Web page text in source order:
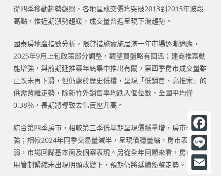
從四季移動趨勢觀察，各地區成交價均突破2013到2015年波段
高點，惟近期漲勢趨緩，成交量普遍呈現下滑趨勢。
國泰房地產指數分析，限貸措施實施屆滿一年市場逐漸適應，
2025年9月上旬政策部分調整，觀望買盤略有回溫；建商推案動
能增強，與前期延推案年底集中推出有關，第四季房市成交量雖
止跌未再下滑，但仍處於歷史低檔，呈現「低銷售、高推案」的
供需背離走勢，除新竹外銷售率均跌入個位數，全國平均僅
0.38％，長期將導致去化賣壓升高。
綜合第四季房市，相較第三季低基期呈現價穩量增，房市表現偏
強；相較2024年同季交易量減半，呈現價穩量縮，房市表現偏
弱，市場回歸基本面及個案表現。另從全年回顧來看，房市在信
用管制緊縮未出現明顯改變下，預期仍將延續盤整走勢。
F
a
c
L